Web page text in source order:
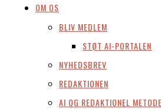
OM OS
BLIV MEDLEM
STØT AI-PORTALEN
NYHEDSBREV
REDAKTIONEN
AI OG REDAKTIONEL